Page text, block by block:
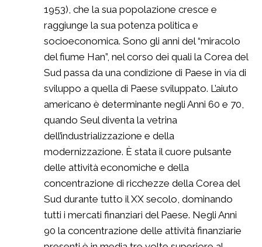
1953), che la sua popolazione cresce e
raggiunge la sua potenza politica e
socioeconomica. Sono gli anni del “miracolo
del fiume Han”, nel corso dei quali la Corea del
Sud passa da una condizione di Paese in via di
sviluppo a quella di Paese sviluppato. L’aiuto
americano è determinante negli Anni 60 e 70,
quando Seul diventa la vetrina
dell’industrializzazione e della
modernizzazione. È stata il cuore pulsante
delle attività economiche e della
concentrazione di ricchezze della Corea del
Sud durante tutto il XX secolo, dominando
tutti i mercati finanziari del Paese. Negli Anni
90 la concentrazione delle attività finanziarie